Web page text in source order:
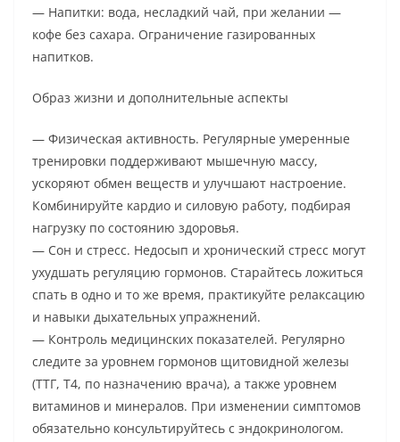
— Напитки: вода, несладкий чай, при желании —
кофе без сахара. Ограничение газированных
напитков.
Образ жизни и дополнительные аспекты
— Физическая активность. Регулярные умеренные
тренировки поддерживают мышечную массу,
ускоряют обмен веществ и улучшают настроение.
Комбинируйте кардио и силовую работу, подбирая
нагрузку по состоянию здоровья.
— Сон и стресс. Недосып и хронический стресс могут
ухудшать регуляцию гормонов. Старайтесь ложиться
спать в одно и то же время, практикуйте релаксацию
и навыки дыхательных упражнений.
— Контроль медицинских показателей. Регулярно
следите за уровнем гормонов щитовидной железы
(ТТГ, Т4, по назначению врача), а также уровнем
витаминов и минералов. При изменении симптомов
обязательно консультируйтесь с эндокринологом.